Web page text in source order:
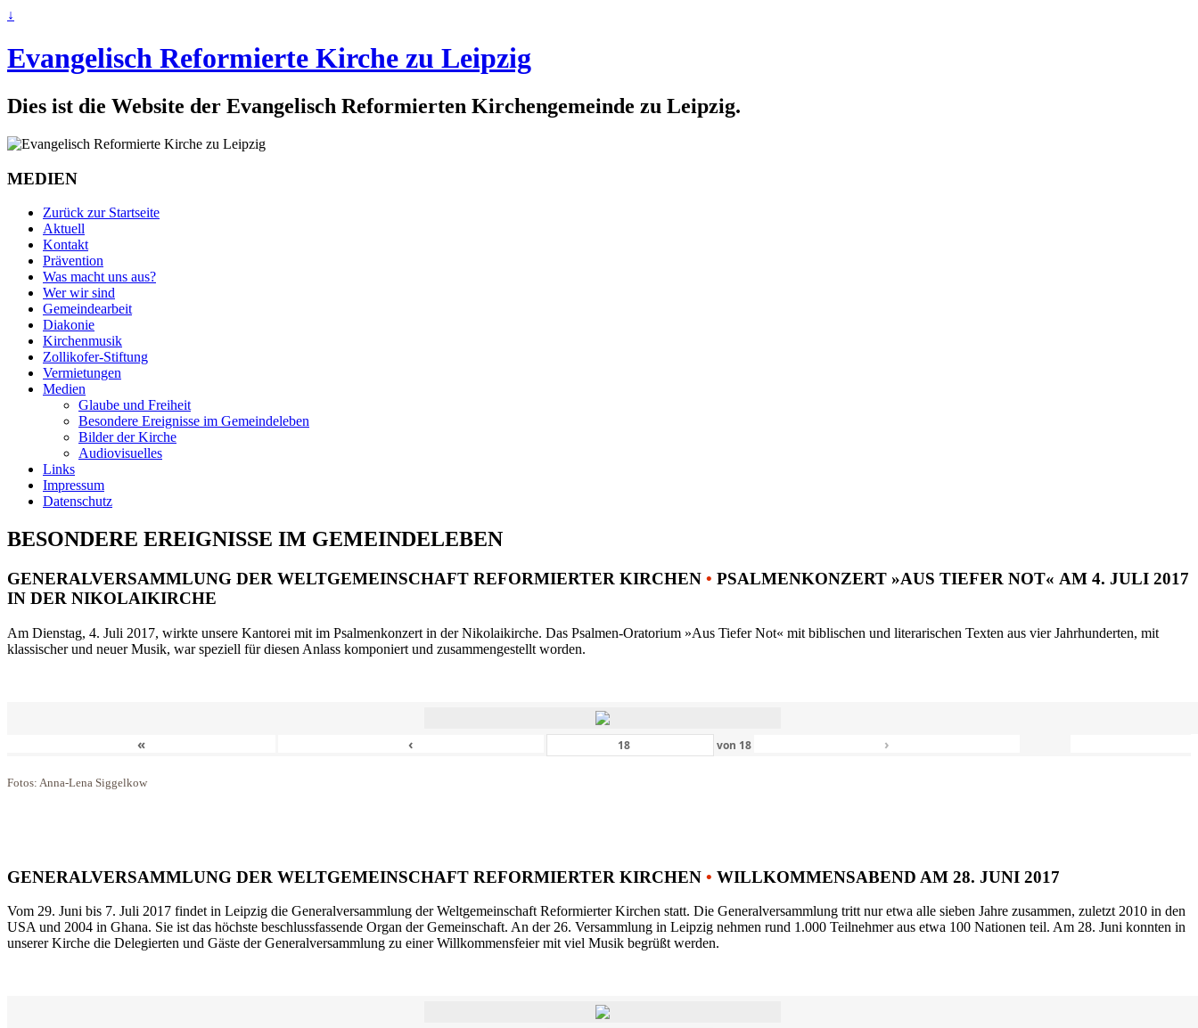
↓
Evangelisch Reformierte Kirche zu Leipzig
Dies ist die Website der Evangelisch Reformierten Kirchengemeinde zu Leipzig.
MEDIEN
Zurück zur Startseite
Aktuell
Kontakt
Prävention
Was macht uns aus?
Wer wir sind
Gemeindearbeit
Diakonie
Kirchenmusik
Zollikofer-Stiftung
Vermietungen
Medien
Glaube und Freiheit
Besondere Ereignisse im Gemeindeleben
Bilder der Kirche
Audiovisuelles
Links
Impressum
Datenschutz
BESONDERE EREIGNISSE IM GEMEINDELEBEN
GENERALVERSAMMLUNG DER WELTGEMEINSCHAFT REFORMIERTER KIRCHEN • PSALMENKONZERT »AUS TIEFER NOT« AM 4. JULI 2017
IN DER NIKOLAIKIRCHE
Am Dienstag, 4. Juli 2017, wirkte unsere Kantorei mit im Psalmenkonzert in der Nikolaikirche. Das Psalmen-Oratorium »Aus Tiefer Not« mit biblischen und literarischen Texten aus vier Jahrhunderten, mit
klassischer und neuer Musik, war speziell für diesen Anlass komponiert und zusammengestellt worden.
« ‹ von 18 ›
Fotos: Anna-Lena Siggelkow
GENERALVERSAMMLUNG DER WELTGEMEINSCHAFT REFORMIERTER KIRCHEN • WILLKOMMENSABEND AM 28. JUNI 2017
Vom 29. Juni bis 7. Juli 2017 findet in Leipzig die Generalversammlung der Weltgemeinschaft Reformierter Kirchen statt. Die Generalversammlung tritt nur etwa alle sieben Jahre zusammen, zuletzt 2010 in den
USA und 2004 in Ghana. Sie ist das höchste beschlussfassende Organ der Gemeinschaft. An der 26. Versammlung in Leipzig nehmen rund 1.000 Teilnehmer aus etwa 100 Nationen teil. Am 28. Juni konnten in
unserer Kirche die Delegierten und Gäste der Generalversammlung zu einer Willkommensfeier mit viel Musik begrüßt werden.